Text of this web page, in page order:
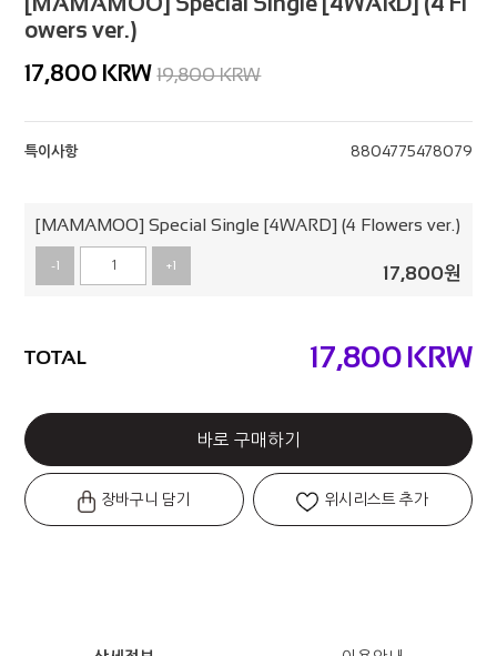
owers ver.)
17,800 KRW19,800 KRW
특이사항 8804775478079
[MAMAMOO] Special Single [4WARD] (4 Flowers ver.)
+1
-1 17,800원
TOTAL 17,800 KRW
바로 구매하기
장바구니 담기 위시리스트 추가